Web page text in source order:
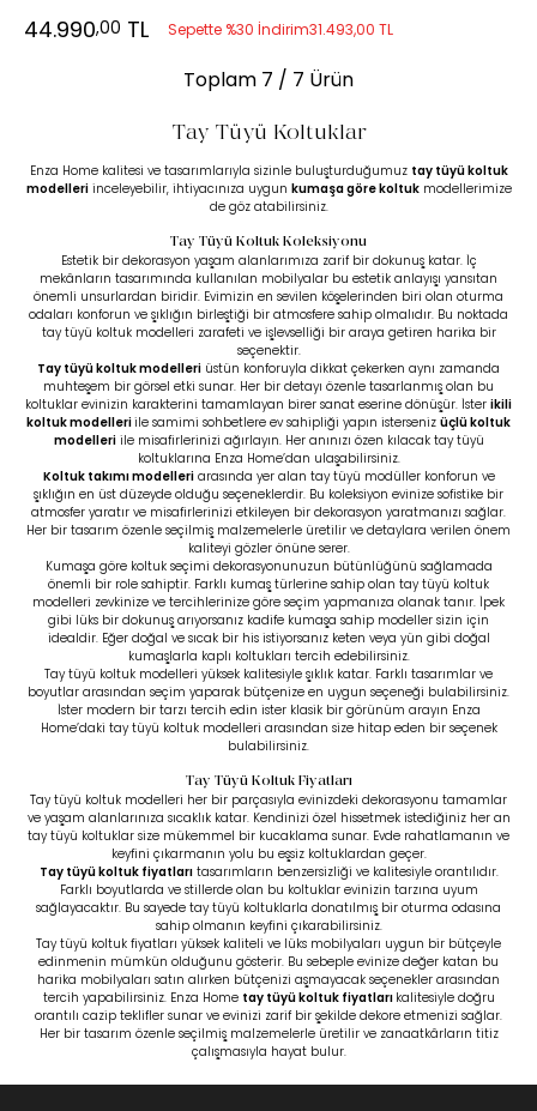
44.990,00 TL Sepette %30 İndirim31.493,00 TL
Toplam 7 / 7 Ürün
Tay Tüyü Koltuklar
Enza Home kalitesi ve tasarımlarıyla sizinle buluşturduğumuz tay tüyü koltuk
modelleriinceleyebilir, ihtiyacınıza uygun kumaşa göre koltukmodellerimize
de göz atabilirsiniz.
Tay Tüyü Koltuk Koleksiyonu
Estetik bir dekorasyon yaşam alanlarımıza zarif bir dokunuş katar. İç
mekânların tasarımında kullanılan mobilyalar bu estetik anlayışı yansıtan
önemli unsurlardan biridir. Evimizin en sevilen köşelerinden biri olan oturma
odaları konforun ve şıklığın birleştiği bir atmosfere sahip olmalıdır. Bu noktada
tay tüyü koltuk modelleri zarafeti ve işlevselliği bir araya getiren harika bir
seçenektir.
Tay tüyü koltuk modelleri üstün konforuyla dikkat çekerken aynı zamanda
muhteşem bir görsel etki sunar. Her bir detayı özenle tasarlanmış olan bu
koltuklar evinizin karakterini tamamlayan birer sanat eserine dönüşür. İster ikili
koltuk modelleriile samimi sohbetlere ev sahipliği yapın isterseniz üçlü koltuk
modelleriile misafirlerinizi ağırlayın. Her anınızı özen kılacak tay tüyü
koltuklarına Enza Home’dan ulaşabilirsiniz.
Koltuk takımı modelleriarasında yer alan tay tüyü modüller konforun ve
şıklığın en üst düzeyde olduğu seçeneklerdir. Bu koleksiyon evinize sofistike bir
atmosfer yaratır ve misafirlerinizi etkileyen bir dekorasyon yaratmanızı sağlar.
Her bir tasarım özenle seçilmiş malzemelerle üretilir ve detaylara verilen önem
kaliteyi gözler önüne serer.
Kumaşa göre koltuk seçimi dekorasyonunuzun bütünlüğünü sağlamada
önemli bir role sahiptir. Farklı kumaş türlerine sahip olan tay tüyü koltuk
modelleri zevkinize ve tercihlerinize göre seçim yapmanıza olanak tanır. İpek
gibi lüks bir dokunuş arıyorsanız kadife kumaşa sahip modeller sizin için
idealdir. Eğer doğal ve sıcak bir his istiyorsanız keten veya yün gibi doğal
kumaşlarla kaplı koltukları tercih edebilirsiniz.
Tay tüyü koltuk modelleri yüksek kalitesiyle şıklık katar. Farklı tasarımlar ve
boyutlar arasından seçim yaparak bütçenize en uygun seçeneği bulabilirsiniz.
İster modern bir tarzı tercih edin ister klasik bir görünüm arayın Enza
Home’daki tay tüyü koltuk modelleri arasından size hitap eden bir seçenek
bulabilirsiniz.
Tay Tüyü Koltuk Fiyatları
Tay tüyü koltuk modelleri her bir parçasıyla evinizdeki dekorasyonu tamamlar
ve yaşam alanlarınıza sıcaklık katar. Kendinizi özel hissetmek istediğiniz her an
tay tüyü koltuklar size mükemmel bir kucaklama sunar. Evde rahatlamanın ve
keyfini çıkarmanın yolu bu eşsiz koltuklardan geçer.
Tay tüyü koltuk fiyatlarıtasarımların benzersizliği ve kalitesiyle orantılıdır.
Farklı boyutlarda ve stillerde olan bu koltuklar evinizin tarzına uyum
sağlayacaktır. Bu sayede tay tüyü koltuklarla donatılmış bir oturma odasına
sahip olmanın keyfini çıkarabilirsiniz.
Tay tüyü koltuk fiyatları yüksek kaliteli ve lüks mobilyaları uygun bir bütçeyle
edinmenin mümkün olduğunu gösterir. Bu sebeple evinize değer katan bu
harika mobilyaları satın alırken bütçenizi aşmayacak seçenekler arasından
tercih yapabilirsiniz. Enza Home tay tüyü koltuk fiyatları kalitesiyle doğru
orantılı cazip teklifler sunar ve evinizi zarif bir şekilde dekore etmenizi sağlar.
Her bir tasarım özenle seçilmiş malzemelerle üretilir ve zanaatkârların titiz
çalışmasıyla hayat bulur.